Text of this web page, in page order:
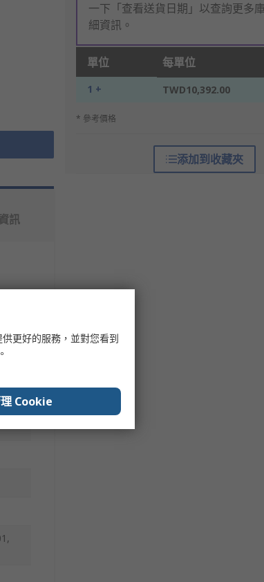
一下「查看送貨日期」以查詢更多
細資訊。
單位 每單位
1 + TWD10,392.00
* 參考價格
添加到收藏夾
訊
更好的服務，並對您看到
Cookie